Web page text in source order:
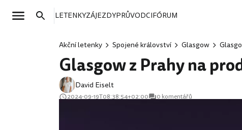
LETENKYZÁJEZDYPRŮVODCIFÓRUM
Akční letenky Spojené království Glasgow
Glasgow z Prahy na
David Eiselt
2024-09-19T08:38:54+02:00 0 komentářů